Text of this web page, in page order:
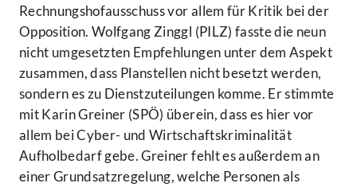
Rechnungshofausschuss vor allem für Kritik bei der
Opposition. Wolfgang Zinggl (PILZ) fasste die neun
nicht umgesetzten Empfehlungen unter dem Aspekt
zusammen, dass Planstellen nicht besetzt werden,
sondern es zu Dienstzuteilungen komme. Er stimmte
mit Karin Greiner (SPÖ) überein, dass es hier vor
allem bei Cyber- und Wirtschaftskriminalität
Aufholbedarf gebe. Greiner fehlt es außerdem an
einer Grundsatzregelung, welche Personen als